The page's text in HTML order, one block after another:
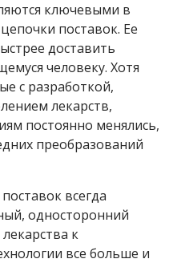
ключевыми в
поставок. Ее
доставить
человеку. Хотя
с разработкой,
лекарств,
постоянно менялись,
преобразований
всегда
односторонний
к
все больше и